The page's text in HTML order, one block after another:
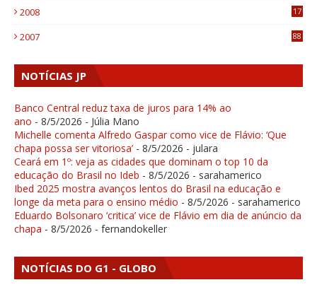
2008
17
2007 88
NOTÍCIAS JP
Banco Central reduz taxa de juros para 14% ao
ano - 8/5/2026 - Júlia Mano
Michelle comenta Alfredo Gaspar como vice de Flávio: ‘Que
chapa possa ser vitoriosa’ - 8/5/2026 - julara
Ceará em 1º: veja as cidades que dominam o top 10 da
educação do Brasil no Ideb - 8/5/2026 - sarahamerico
Ibed 2025 mostra avanços lentos do Brasil na educação e
longe da meta para o ensino médio - 8/5/2026 - sarahamerico
Eduardo Bolsonaro ‘critica’ vice de Flávio em dia de anúncio da
chapa - 8/5/2026 - fernandokeller
NOTÍCIAS DO G1 - GLOBO